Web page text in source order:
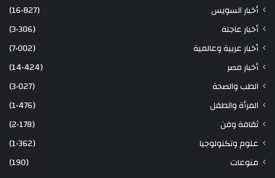
أخبار السويس
(16٬827)
أخبار عاجلة
(3٬306)
أخبار عربية وعالمية
(7٬002)
أخبار مصر
(14٬424)
الطب والصحة
(3٬027)
المرأة والطفل
(1٬476)
ثقافة وفن
(2٬178)
علوم وتكنولوجيا
(1٬362)
منوعات
(190)